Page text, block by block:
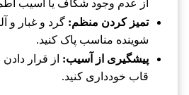
از عدم وجود شکاف یا آسیب
تمیز کردن منظم: گرد و غبار و
شوینده مناسب پاک کنید.
پیشگیری از آسیب: از قرار
قاب خودداری کنید.